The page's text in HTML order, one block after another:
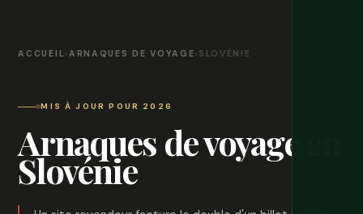
ACCUEIL›ARNAQUES DE VOYAGE› SLOVÉNIE
MIS À JOUR POUR 2026
Arnaques de voyage en
Slovénie